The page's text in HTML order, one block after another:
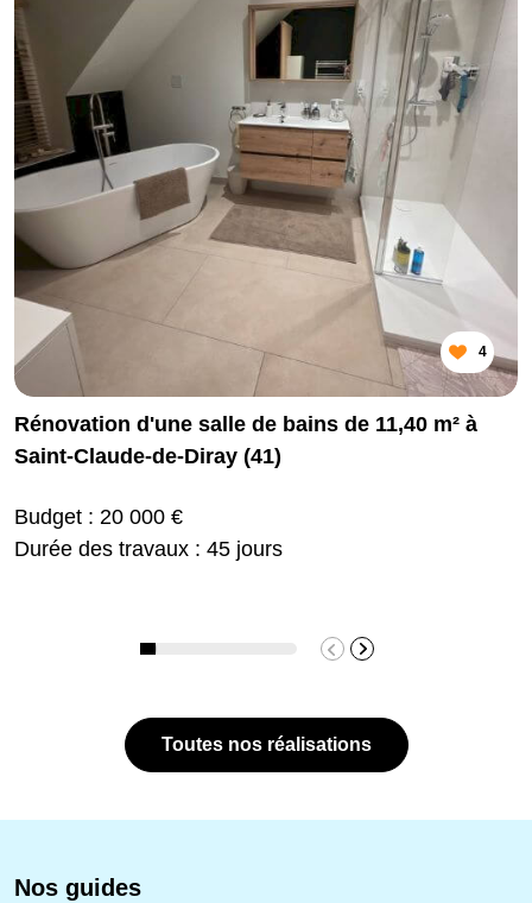
4
Rénovation d'une salle de bains de 11,40 m² à
Saint-Claude-de-Diray (41)
Budget : 20 000 €
Durée des travaux : 45 jours
Toutes nos réalisations
Nos guides